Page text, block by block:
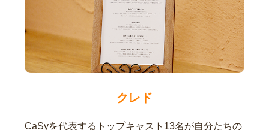
クレド
CaSyを代表するトップキャスト13名が自分たちの